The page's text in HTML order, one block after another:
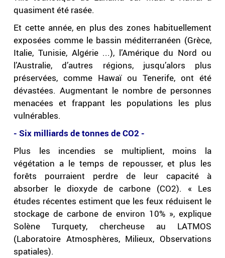
quasiment été rasée.
Et cette année, en plus des zones habituellement
exposées comme le bassin méditerranéen (Grèce,
Italie, Tunisie, Algérie ...), l’Amérique du Nord ou
l’Australie, d’autres régions, jusqu’alors plus
préservées, comme Hawaï ou Tenerife, ont été
dévastées. Augmentant le nombre de personnes
menacées et frappant les populations les plus
vulnérables.
- Six milliards de tonnes de CO2 -
Plus les incendies se multiplient, moins la
végétation a le temps de repousser, et plus les
forêts pourraient perdre de leur capacité à
absorber le dioxyde de carbone (CO2). « Les
études récentes estiment que les feux réduisent le
stockage de carbone de environ 10% », explique
Solène Turquety, chercheuse au LATMOS
(Laboratoire Atmosphères, Milieux, Observations
spatiales).